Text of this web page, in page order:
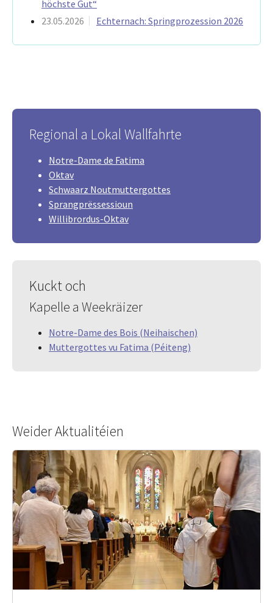
höchste Gut“
23.05.2026
Echternach: Springprozession 2026
Regional a Lokal Wallfahrte
Notre-Dame de Fatima
Oktav
Schwaarz Noutmuttergottes
Sprangprëssessioun
Willibrordus-Oktav
Kuckt och
Kapelle a Weekräizer
Notre-Dame des Bois (Neihaischen)
Muttergottes vu Fatima (Péiteng)
Weider Aktualitéien